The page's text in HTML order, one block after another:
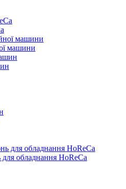
машини
обладнання HoReCa